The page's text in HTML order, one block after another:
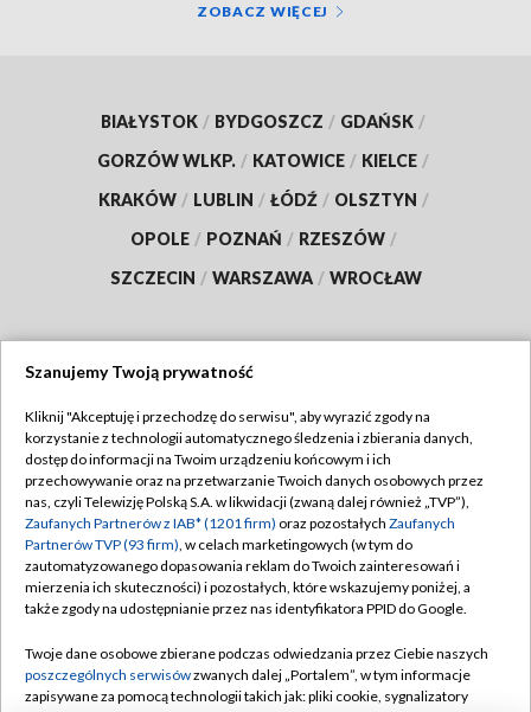
ZOBACZ WIĘCEJ
BIAŁYSTOK / BYDGOSZCZ / GDAŃSK /
GORZÓW WLKP. / KATOWICE / KIELCE /
KRAKÓW / LUBLIN / ŁÓDŹ / OLSZTYN /
OPOLE / POZNAŃ / RZESZÓW /
SZCZECIN / WARSZAWA / WROCŁAW
TVP
Abonament TVP
Emisja w TVP
Centrum informacji TVP
Naziemna Telewizja Cyfrowa
Rada Programowa
Regulamin TVP
Polityka prywatności
Moje zgody
Pomoc
Kontakt
Szanujemy Twoją prywatność
Kliknij "Akceptuję i przechodzę do serwisu", aby wyrazić zgody na
korzystanie z technologii automatycznego śledzenia i zbierania danych,
dostęp do informacji na Twoim urządzeniu końcowym i ich
przechowywanie oraz na przetwarzanie Twoich danych osobowych przez
nas, czyli Telewizję Polską S.A. w likwidacji (zwaną dalej również „TVP”),
Zaufanych Partnerów z IAB* (1201 firm) oraz pozostałych Zaufanych
Partnerów TVP (93 firm), w celach marketingowych (w tym do
zautomatyzowanego dopasowania reklam do Twoich zainteresowań i
mierzenia ich skuteczności) i pozostałych, które wskazujemy poniżej, a
także zgody na udostępnianie przez nas identyfikatora PPID do Google.
Twoje dane osobowe zbierane podczas odwiedzania przez Ciebie naszych
poszczególnych serwisówzwanych dalej „Portalem”, w tym informacje
zapisywane za pomocą technologii takich jak: pliki cookie, sygnalizatory